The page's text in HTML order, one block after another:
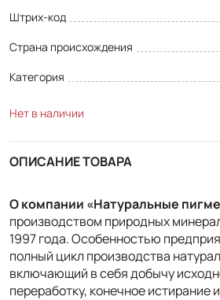
Штрих-код
Страна происхождения
Категория
Нет в наличии
ОПИСАНИЕ ТОВАРА
О компании «Натуральные
производством природных
1997 года. Особенностью
полный цикл производства
включающий в себя добычу
переработку, конечное истирание